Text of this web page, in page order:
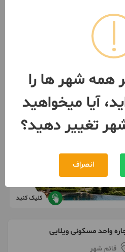
کلیک کنید
واحد مسکونی ویلایی
قائم شهر
همه شهر ها را
آیا میخواهید
تغییر دهید؟
انصراف